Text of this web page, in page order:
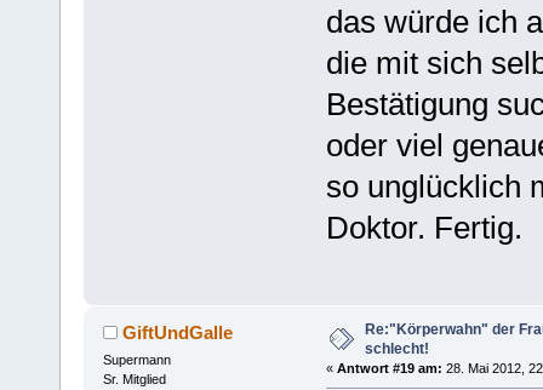
das würde ich
die mit sich
Bestätigung
oder viel
so unglücklich
Doktor. Fertig.
GiftUndGalle
Supermann
Sr. Mitglied
Re:"Körperwahn" der
schlecht!
« Antwort #19 am: 28. Mai 2012,